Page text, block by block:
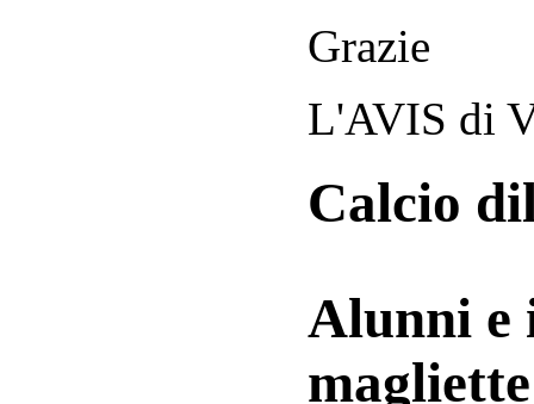
Grazie
L'AVIS di
Calcio
Alunni e